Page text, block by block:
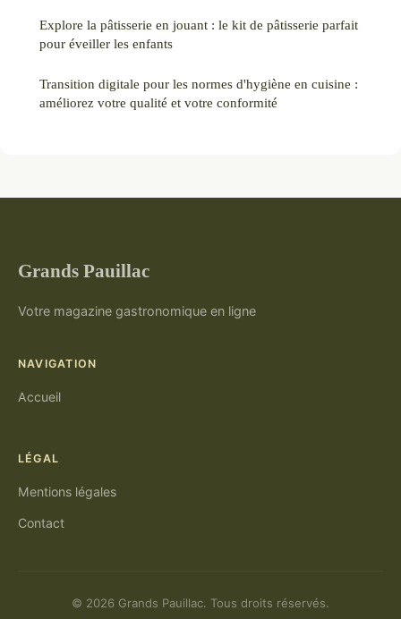
Explore la pâtisserie en jouant : le kit de pâtisserie parfait
pour éveiller les enfants
Transition digitale pour les normes d'hygiène en cuisine :
améliorez votre qualité et votre conformité
Grands Pauillac
Votre magazine gastronomique en ligne
NAVIGATION
Accueil
LÉGAL
Mentions légales
Contact
© 2026 Grands Pauillac. Tous droits réservés.